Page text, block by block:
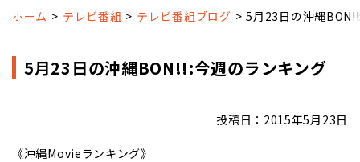
ホーム テレビ番組 テレビ番組ブログ 5月23日の沖縄
5月23日の沖縄BON!!:今週のランキング
投稿日：2015年5月23日
《沖縄Movieランキング》